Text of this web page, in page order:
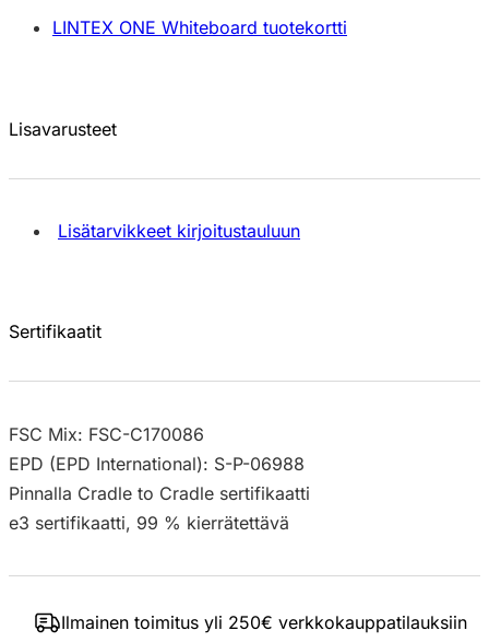
LINTEX ONE Whiteboard tuotekortti
Lisavarusteet
Lisätarvikkeet kirjoitustauluun
Sertifikaatit
FSC Mix: FSC-C170086
EPD (EPD International): S-P-06988
Pinnalla Cradle to Cradle sertifikaatti
e3 sertifikaatti, 99 % kierrätettävä
Ilmainen toimitus yli 250€ verkkokauppatilauksiin